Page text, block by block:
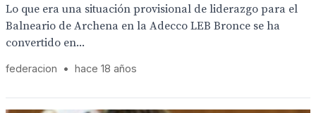
Lo que era una situación provisional de liderazgo para el
Balneario de Archena en la Adecco LEB Bronce se ha
convertido en...
federacion • hace 18 años